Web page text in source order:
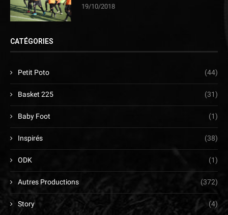
19/10/2018
CATÉGORIES
Petit Poto (44)
Basket 225 (31)
Baby Foot (1)
Inspirés (38)
ODK (1)
Autres Productions (372)
Story (4)